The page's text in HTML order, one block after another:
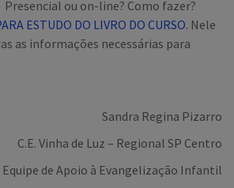
Presencial ou on-line? Como fazer?
ESTUDO DO LIVRO DO CURSO. Nele
as informações necessárias para
Sandra Regina Pizarro
C.E. Vinha de Luz – Regional SP Centro
Equipe de Apoio à Evangelização Infantil